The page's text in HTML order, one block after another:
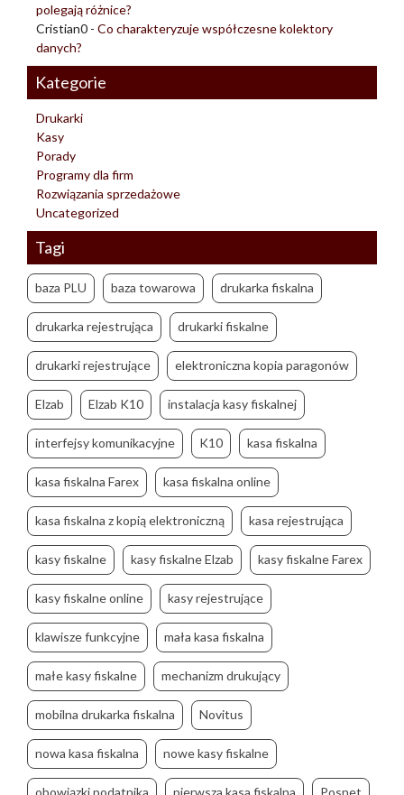
polegają różnice?
Cristian0 - Co charakteryzuje współczesne kolektory
danych?
Kategorie
Drukarki
Kasy
Porady
Programy dla firm
Rozwiązania sprzedażowe
Uncategorized
Tagi
baza PLU baza towarowa drukarka fiskalna
drukarka rejestrująca drukarki fiskalne
drukarki rejestrujące elektroniczna kopia paragonów
Elzab Elzab K10 instalacja kasy fiskalnej
interfejsy komunikacyjne K10 kasa fiskalna
kasa fiskalna Farex kasa fiskalna online
kasa fiskalna z kopią elektroniczną kasa rejestrująca
kasy fiskalne kasy fiskalne Elzab kasy fiskalne Farex
kasy fiskalne online kasy rejestrujące
klawisze funkcyjne mała kasa fiskalna
małe kasy fiskalne mechanizm drukujący
mobilna drukarka fiskalna Novitus
nowa kasa fiskalna nowe kasy fiskalne
obowiązki podatnika pierwsza kasa fiskalna Posnet